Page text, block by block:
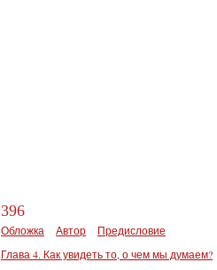
396
Обложка Автор
Предисловие
Глава 4. Как увидеть то, о чем мы думаем?